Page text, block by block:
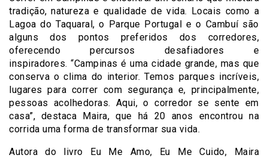
tradição, natureza e qualidade de vida. Locais como a
Lagoa do Taquaral, o Parque Portugal e o Cambuí são
alguns dos pontos preferidos dos corredores,
oferecendo percursos desafiadores e
inspiradores. “Campinas é uma cidade grande, mas que
conserva o clima do interior. Temos parques incríveis,
lugares para correr com segurança e, principalmente,
pessoas acolhedoras. Aqui, o corredor se sente em
casa”, destaca Maira, que há 20 anos encontrou na
corrida uma forma de transformar sua vida.
Autora do livro Eu Me Amo, Eu Me Cuido, Maira